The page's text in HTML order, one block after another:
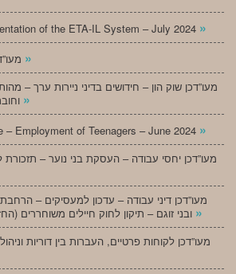
of the ETA-IL System – July 2024 »
»
מעו”דכן שוק הון – חידושים בדיני ניירות ערך –
»
– Employment of Teenagers – June 2024 »
מעו”דכן יחסי עבודה – העסקת בני נוער –
מעו”דכן דיני עבודה – עדכון למעסיקים –
»
מעו”דכן לקוחות פרטיים, העברות בין דוריות